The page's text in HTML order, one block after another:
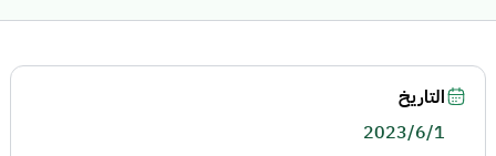
التاريخ
2023/6/1